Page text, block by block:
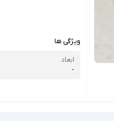
ویژگی ها
ابعاد
-